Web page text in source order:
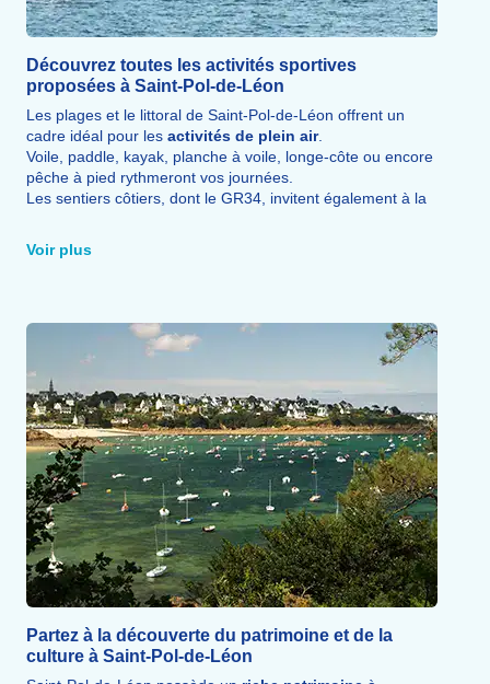
Découvrez toutes les activités sportives
proposées à Saint-Pol-de-Léon
Les plages et le littoral de Saint-Pol-de-Léon offrent un
cadre idéal pour les activités de plein air.
Voile, paddle, kayak, planche à voile, longe-côte ou encore
pêche à pied rythmeront vos journées.
Les sentiers côtiers, dont le GR34, invitent également à la
sport
pourront profiter des courts de tennis, des terrains
de sport et du golf de Carantec situé
Voir plus
Partez à la découverte du patrimoine et de la
culture à Saint-Pol-de-Léon